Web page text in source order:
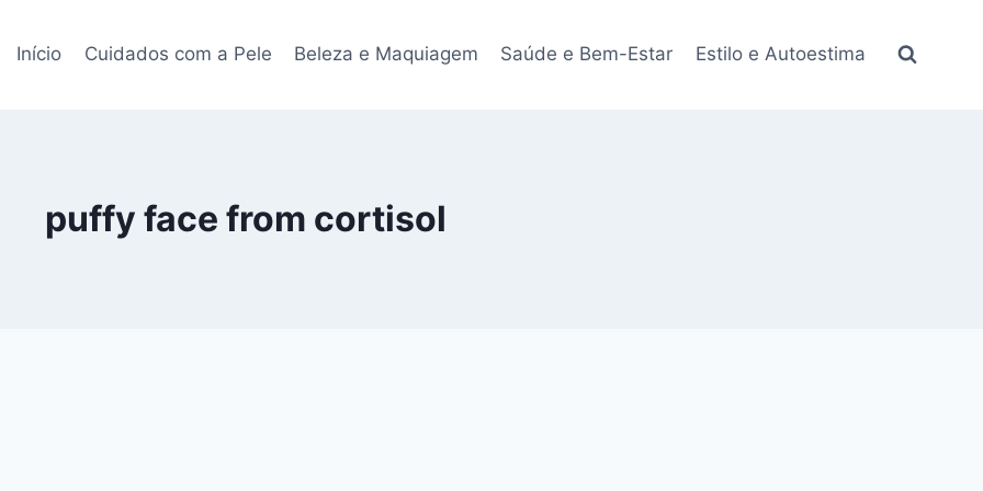
Início Cuidados com a Pele Beleza e Maquiagem Saúde e Bem-Estar Estilo e Autoestima
puffy face from cortisol